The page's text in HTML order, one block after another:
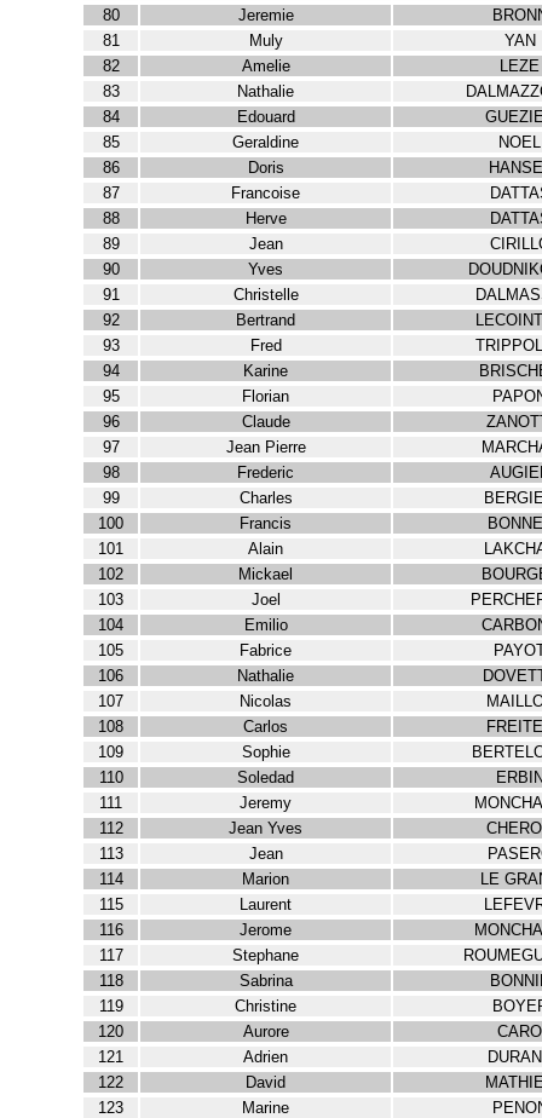
80
Jeremie
81
Muly
YAN
82
Amelie
LEZE
83
Nathalie
84
Edouard
85
Geraldine
NOEL
86
Doris
87
Francoise
88
Herve
89
Jean
90
Yves
91
Christelle
92
Bertrand
93
Fred
94
Karine
95
Florian
96
Claude
97
Jean Pierre
98
Frederic
99
Charles
100
Francis
101
Alain
102
Mickael
103
Joel
104
Emilio
105
Fabrice
106
Nathalie
107
Nicolas
108
Carlos
109
Sophie
110
Soledad
111
Jeremy
112
Jean Yves
113
Jean
114
Marion
LE
115
Laurent
116
Jerome
117
Stephane
118
Sabrina
119
Christine
120
Aurore
CARO
121
Adrien
122
David
123
Marine